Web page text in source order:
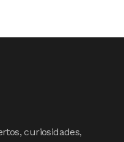
curiosidades,